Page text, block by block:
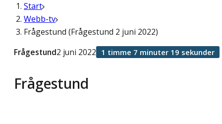
Start
Webb-tv
Frågestund (Frågestund 2 juni 2022)
Frågestund
Frågestund2 juni 2022 1 timme 7 minuter 19 sekunder